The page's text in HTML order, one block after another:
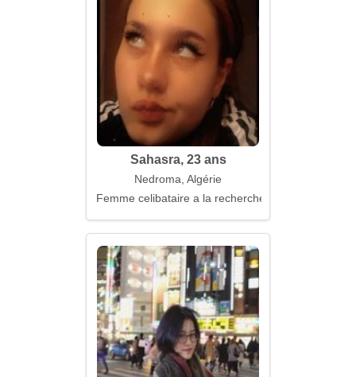
Sahasra, 23 ans
Nedroma, Algérie
Femme celibataire a la recherche d'un mari